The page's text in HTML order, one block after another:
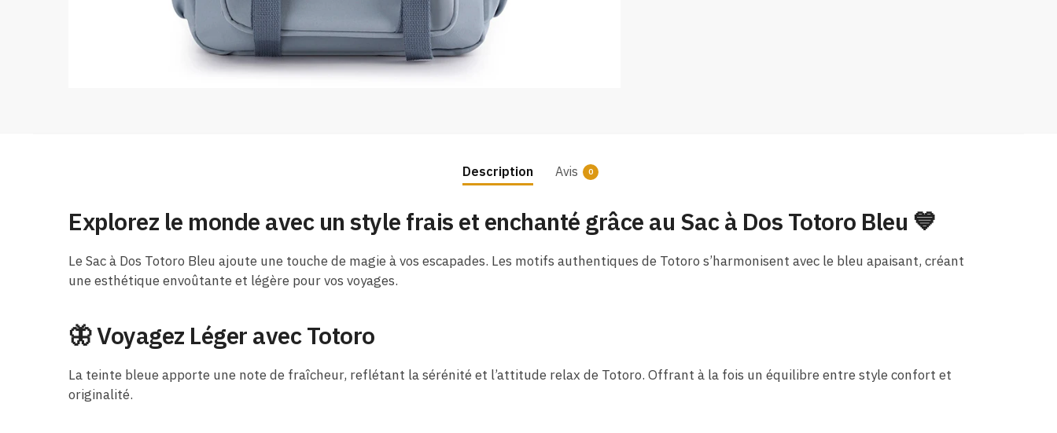
Description Avis 0
Explorez le monde avec un style frais et enchanté grâce au Sac à Dos Totoro Bleu 💙
Le Sac à Dos Totoro Bleu ajoute une touche de magie à vos escapades. Les motifs authentiques de Totoro s’harmonisent avec le bleu apaisant, créant
une esthétique envoûtante et légère pour vos voyages.
🦋Voyagez Léger avec Totoro
La teinte bleue apporte une note de fraîcheur, reflétant la sérénité et l’attitude relax de Totoro. Offrant à la fois un équilibre entre style confort et
originalité.